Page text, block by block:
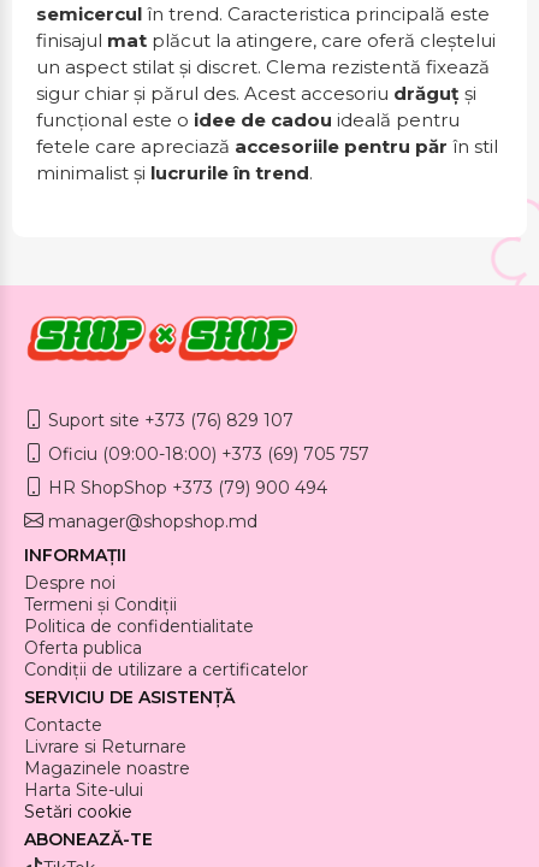
semicercul în trend. Caracteristica principală este
finisajul mat plăcut la atingere, care oferă cleștelui
un aspect stilat și discret. Clema rezistentă fixează
sigur chiar și părul des. Acest accesoriu drăguț și
funcțional este o idee de cadou ideală pentru
fetele care apreciază accesoriile pentru păr în stil
minimalist și lucrurile în trend.
Suport site +373 (76) 829 107
Oficiu (09:00-18:00) +373 (69) 705 757
HR ShopShop +373 (79) 900 494
manager@shopshop.md
INFORMAȚII
Despre noi
Termeni și Condiții
Politica de confidentialitate
Oferta publica
Condiții de utilizare a certificatelor
SERVICIU DE ASISTENȚĂ
Contacte
Livrare si Returnare
Magazinele noastre
Harta Site-ului
Setări cookie
ABONEAZĂ-TE